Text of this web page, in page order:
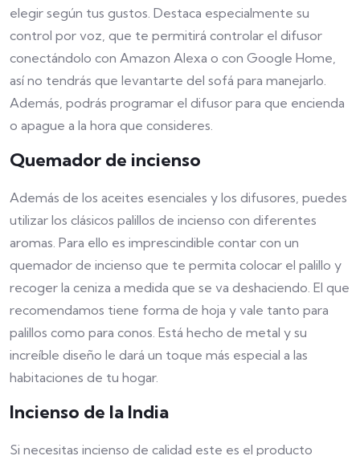
elegir según tus gustos. Destaca especialmente su
control por voz, que te permitirá controlar el difusor
conectándolo con Amazon Alexa o con Google Home,
así no tendrás que levantarte del sofá para manejarlo.
Además, podrás programar el difusor para que encienda
o apague a la hora que consideres.
Quemador de incienso
Además de los aceites esenciales y los difusores, puedes
utilizar los clásicos palillos de incienso con diferentes
aromas. Para ello es imprescindible contar con un
quemador de incienso que te permita colocar el palillo y
recoger la ceniza a medida que se va deshaciendo. El que
recomendamos tiene forma de hoja y vale tanto para
palillos como para conos. Está hecho de metal y su
increíble diseño le dará un toque más especial a las
habitaciones de tu hogar.
Incienso de la India
Si necesitas incienso de calidad este es el producto